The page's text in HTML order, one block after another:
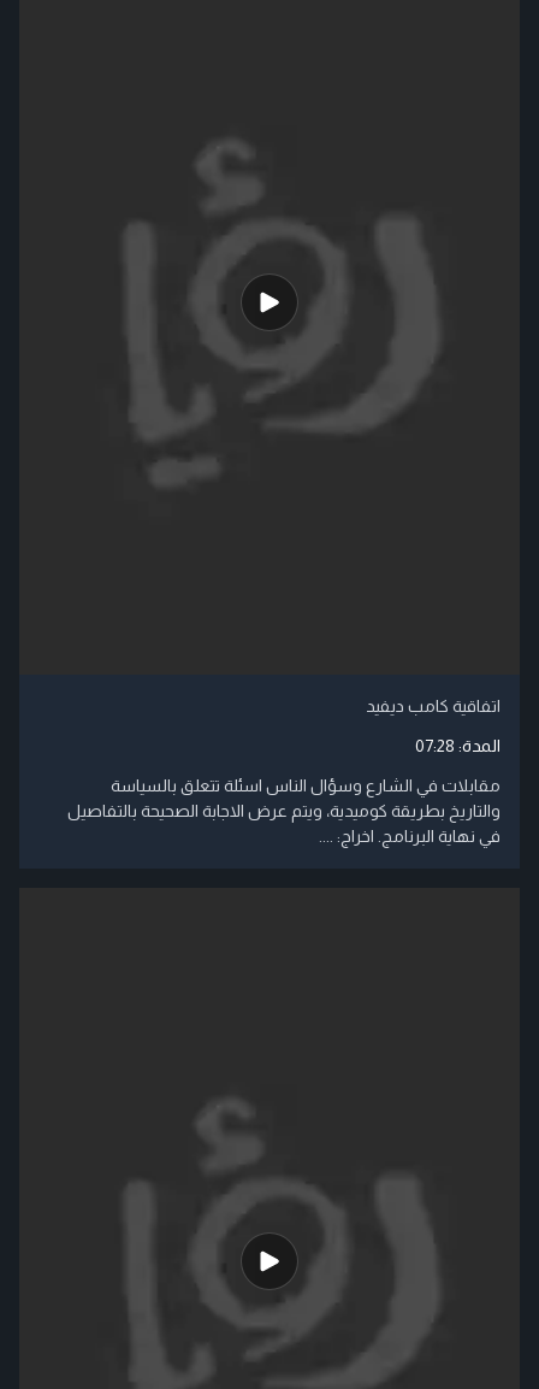
اتفاقية كامب ديفيد
المدة: 07:28
مقابلات في الشارع وسؤال الناس اسئلة تتعلق بالسياسة
والتاريخ بطريقة كوميدية، ويتم عرض الاجابة الصحيحة بالتفاصيل
في نهاية البرنامج. اخراج: ....